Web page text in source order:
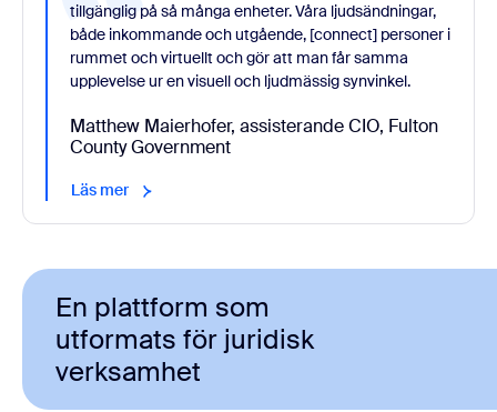
tillgänglig på så många enheter. Våra ljudsändningar,
både inkommande och utgående, [connect] personer i
rummet och virtuellt och gör att man får samma
upplevelse ur en visuell och ljudmässig synvinkel.
Matthew Maierhofer, assisterande CIO, Fulton
County Government
Läs mer
En plattform som
utformats för juridisk
verksamhet